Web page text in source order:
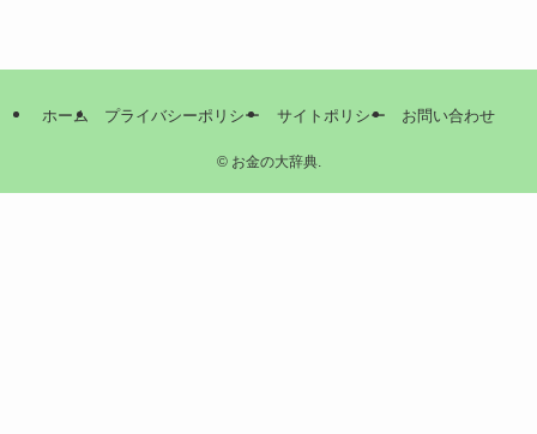
ホーム プライバシーポリシー サイトポリシー お問い合わせ
©お金の大辞典.